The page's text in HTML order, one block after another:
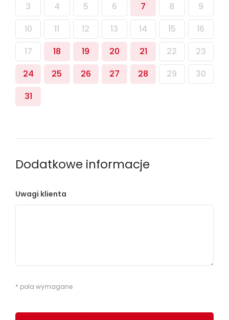
3
4 5 6 7 8
9
10
11 12 13 14 15
16
17
18 19 20 21 22
23
24
25 26 27 28 29
30
31
Dodatkowe informacje
Uwagi klienta
* pola wymagane